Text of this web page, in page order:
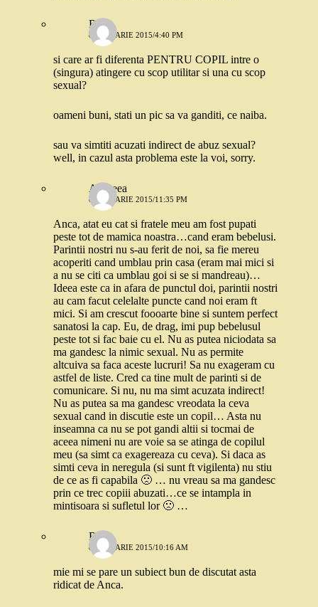
Robo
8 IANUARIE 2015/4:40 PM
si care ar fi diferenta PENTRU COPIL intre o
(singura) atingere cu scop utilitar si una cu scop
sexual?
oameni buni, stati un pic sa va ganditi, ce naiba.
sau va simtiti acuzati indirect de abuz sexual?
well, in cazul asta problema este la voi, sorry.
Andreea
8 IANUARIE 2015/11:35 PM
Anca, atat eu cat si fratele meu am fost pupati
peste tot de mamica noastra…cand eram bebelusi.
Parintii nostri nu s-au ferit de noi, sa fie mereu
acoperiti cand umblau prin casa (eram mai mici si
a nu se citi ca umblau goi si se si mandreau)…
Ideea este ca in afara de punctul doi, parintii nostri
au cam facut celelalte puncte cand noi eram ft
mici. Si am crescut foooarte bine si suntem perfect
sanatosi la cap. Eu, de drag, imi pup bebelusul
peste tot si fac baie cu el. Nu as putea niciodata sa
ma gandesc la nimic sexual. Nu as permite
altcuiva sa faca aceste lucruri! Sa nu exageram cu
astfel de liste. Cred ca tine mult de parinti si de
comunicare. Si nu, nu ma simt acuzata indirect!
Nu as putea sa ma gandesc vreodata la ceva
sexual cand in discutie este un copil… Asta nu
inseamna ca nu se pot gandi altii si tocmai de
aceea nimeni nu are voie sa se atinga de copilul
meu (sa simt ca exagereaza cu ceva). Si daca as
simti ceva in neregula (si sunt ft vigilenta) nu stiu
de ce as fi capabila 🙁 … nu vreau sa ma gandesc
prin ce trec copiii abuzati…ce se intampla in
mintisoara si sufletul lor 🙁 …
Robo
8 IANUARIE 2015/10:16 AM
mie mi se pare un subiect bun de discutat asta
ridicat de Anca.